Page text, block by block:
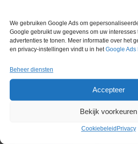
We gebruiken Google Ads om
Google gebruikt uw gegevens om uw
advertenties te tonen. Meer informatie over het
en privacy-instellingen vindt u in hetGoogle Ads
Beheer diensten
Accepteer
Bekijk voorkeuren
Cookiebeleid Privacy